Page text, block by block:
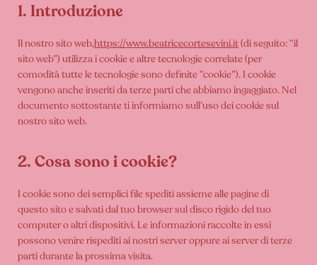
1. Introduzione
Il nostro sito web,https://www.beatricecortesevini.it(di seguito: “il
sito web”) utilizza i cookie e altre tecnologie correlate (per
comodità tutte le tecnologie sono definite “cookie”). I cookie
vengono anche inseriti da terze parti che abbiamo ingaggiato. Nel
documento sottostante ti informiamo sull’uso dei cookie sul
nostro sito web.
2. Cosa sono i cookie?
I cookie sono dei semplici file spediti assieme alle pagine di
questo sito e salvati dal tuo browser sul disco rigido del tuo
computer o altri dispositivi. Le informazioni raccolte in essi
possono venire rispediti ai nostri server oppure ai server di terze
parti durante la prossima visita.